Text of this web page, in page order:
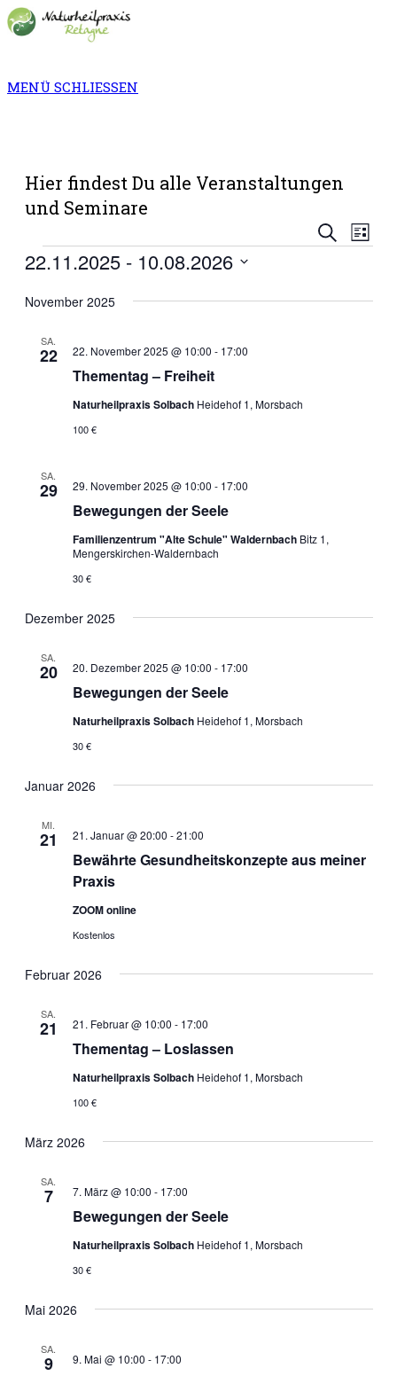
Zum
Inhalt
MENÜ SCHLIESSEN
Hier findest Du alle Veranstaltungen
und Seminare
SucheListe
Veranstaltungen
22.11.2025 - 10.08.2026
wählen.
November 2025
SA.
22
Thementag – Freiheit
22. November 2025 @ 10:00 - 17:00
Naturheilpraxis Solbach Heidehof 1, Morsbach
100 €
SA.
29
Bewegungen der Seele
29. November 2025 @ 10:00 - 17:00
Familienzentrum "Alte Schule" Waldernbach Bitz 1,
Mengerskirchen-Waldernbach
30 €
Dezember 2025
SA.
20
Bewegungen der Seele
20. Dezember 2025 @ 10:00 - 17:00
Naturheilpraxis Solbach Heidehof 1, Morsbach
30 €
Januar 2026
MI.
21
Bewährte Gesundheitskonzepte aus meiner
Praxis
21. Januar @ 20:00 -21:00
ZOOM online
Kostenlos
Februar 2026
SA.
21
Thementag – Loslassen
21. Februar @ 10:00 - 17:00
Naturheilpraxis Solbach Heidehof 1, Morsbach
100 €
März 2026
SA.
7
Bewegungen der Seele
7. März @ 10:00 - 17:00
Naturheilpraxis Solbach Heidehof 1, Morsbach
30 €
Mai 2026
SA.
9 9. Mai @ 10:00 - 17:00